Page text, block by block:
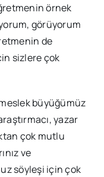
örnek
görüyorum
de
sizlere çok
büyüğümüz
yazar
çok mutlu
ve
söyleşi için çok